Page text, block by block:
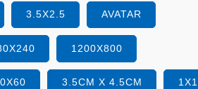
3.5X2.5 AVATAR
1200X800
3.5CM X 4.5CM 1X1